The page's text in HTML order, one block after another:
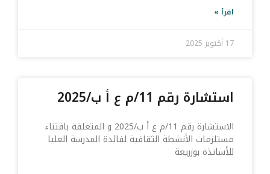
اقرأ »
17 أكتوبر 2025
استشارة رقم 11/م ع أ ب/2025
الاستشارة رقم 11/م ع أ ب/2025 و المتعلقة باقتناء
مستلزمات الأنشطة الثقافية لفائدة المدرسة العليا
للأساتذة بوزريعة